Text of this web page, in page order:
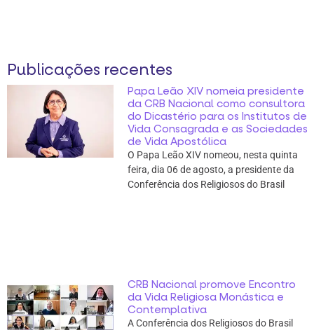
Publicações recentes
Papa Leão XIV nomeia presidente
da CRB Nacional como consultora
do Dicastério para os Institutos de
Vida Consagrada e as Sociedades
de Vida Apostólica
O Papa Leão XIV nomeou, nesta quinta
feira, dia 06 de agosto, a presidente da
Conferência dos Religiosos do Brasil
CRB Nacional promove Encontro
da Vida Religiosa Monástica e
Contemplativa
A Conferência dos Religiosos do Brasil